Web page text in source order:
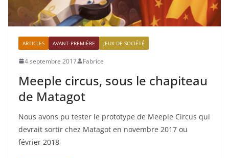
ARTICLES AVANT-PREMIÈRE JEUX DE SOCIÉTÉ
4 septembre 2017 Fabrice
Meeple circus, sous le chapiteau
de Matagot
Nous avons pu tester le prototype de Meeple Circus qui
devrait sortir chez Matagot en novembre 2017 ou
février 2018